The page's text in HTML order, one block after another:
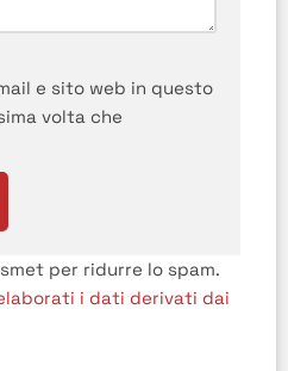
e sito web in questo
volta che
per ridurre lo spam.
i dati derivati dai